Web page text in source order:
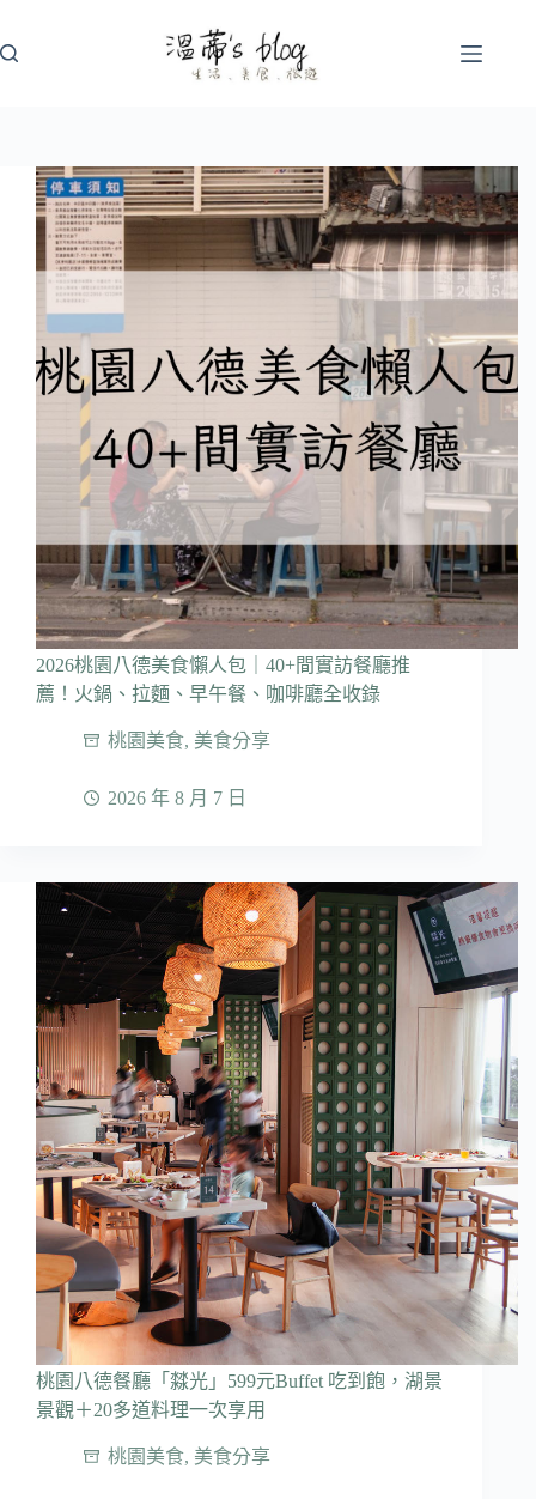
至
2026桃園八德美食懶人包｜40+間實訪餐廳推
薦！火鍋、拉麵、早午餐、咖啡廳全收錄
桃園美食, 美食分享
2026 年 8 月 7 日
桃園八德餐廳「㵘光」599元Buffet 吃到飽，湖景
景觀＋20多道料理一次享用
桃園美食, 美食分享